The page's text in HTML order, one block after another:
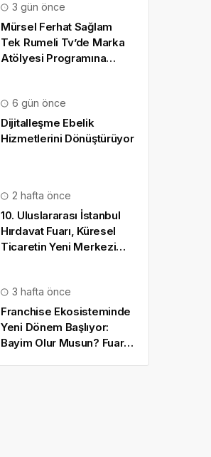
3 gün önce
Mürsel Ferhat Sağlam
Tek Rumeli Tv’de Marka
Atölyesi Programına
6 gün önce
Dijitalleşme Ebelik
Hizmetlerini Dönüştürüyor
2 hafta önce
10. Uluslararası İstanbul
Hırdavat Fuarı, Küresel
Ticaretin Yeni Merkezi
3 hafta önce
Franchise Ekosisteminde
Yeni Dönem Başlıyor:
Bayim Olur Musun? Fuarı